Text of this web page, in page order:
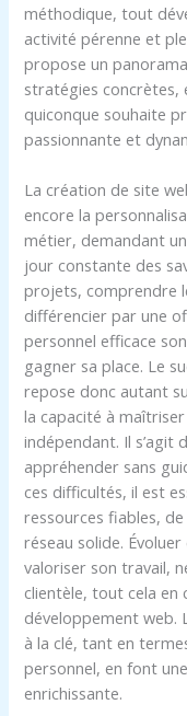
méthodique, tout
activité pérenne et
propose un
stratégies concrètes,
quiconque souhaite
passionnante et
La création de site
encore la
métier, demandant
jour constante des
projets, comprendre
différencier par une
personnel efficace
gagner sa place. Le
repose donc autant
la capacité à
indépendant. Il s’agit
appréhender sans
ces difficultés, il est
ressources fiables,
réseau solide.
valoriser son travail,
clientèle, tout cela en
développement web.
à la clé, tant en
personnel, en font
enrichissante.